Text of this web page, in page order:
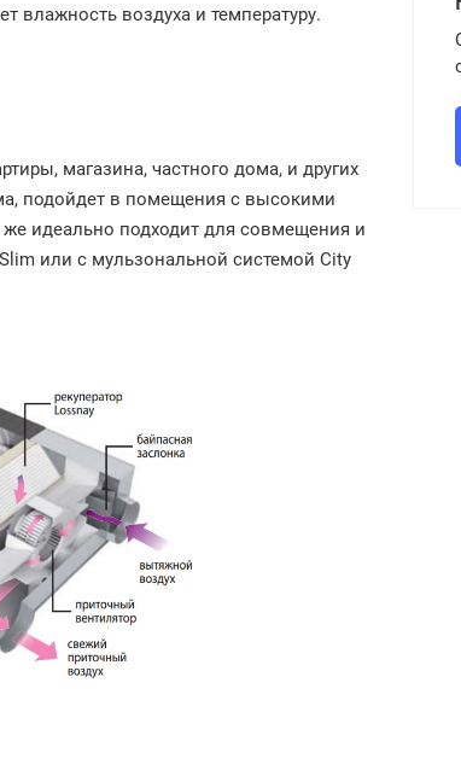
влажность воздуха и температуру.
магазина, частного дома, и других
подойдет в помещения с высокими
идеально подходит для совмещения и
или с мульзональной системой City